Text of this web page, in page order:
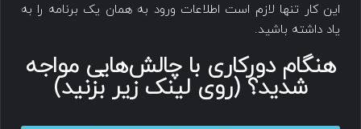
این کار تنها لازم است اطلاعات ورود به همان یک برنامه را به
یاد داشته باشید.
هنگام دورکاری با چالش‌هایی مواجه
شدید؟ (روی لینک زیر بزنید)